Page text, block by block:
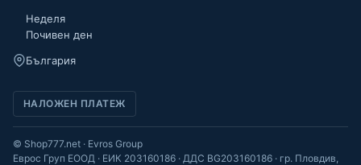
Неделя
Почивен ден
България
НАЛОЖЕН ПЛАТЕЖ
© Shop777.net · Evros Group
Еврос Груп ЕООД · ЕИК 203160186 · ДДС BG203160186 · гр. Пловдив,